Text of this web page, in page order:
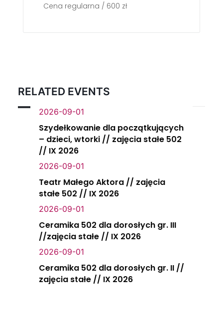
Cena regularna / 600 zł
RELATED EVENTS
2026-09-01
Szydełkowanie dla początkujących
– dzieci, wtorki // zajęcia stałe 502
// IX 2026
2026-09-01
Teatr Małego Aktora // zajęcia
stałe 502 // IX 2026
2026-09-01
Ceramika 502 dla dorosłych gr. III
//zajęcia stałe // IX 2026
2026-09-01
Ceramika 502 dla dorosłych gr. II //
zajęcia stałe // IX 2026